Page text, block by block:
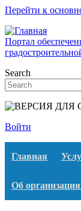
Перейти к
Портал
Search
Войти
Главная
Об